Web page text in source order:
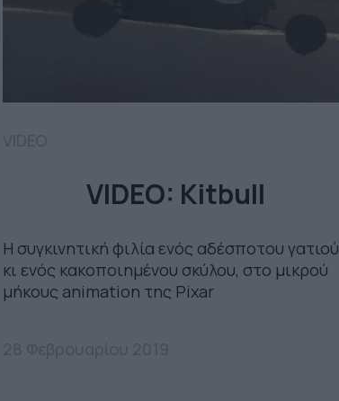
VIDEO: Kitbull
H συγκινητική φιλία ενός αδέσποτου γατιού
κι ενός κακοποιημένου σκύλου, στο μικρού
μήκους animation της Pixar